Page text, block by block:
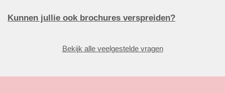
Kunnen jullie ook brochures verspreiden?
Bekijk alle veelgestelde vragen